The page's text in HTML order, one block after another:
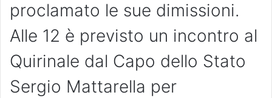
proclamato le sue dimissioni.
Alle 12 è previsto un incontro al
Quirinale dal Capo dello Stato
Sergio Mattarella per